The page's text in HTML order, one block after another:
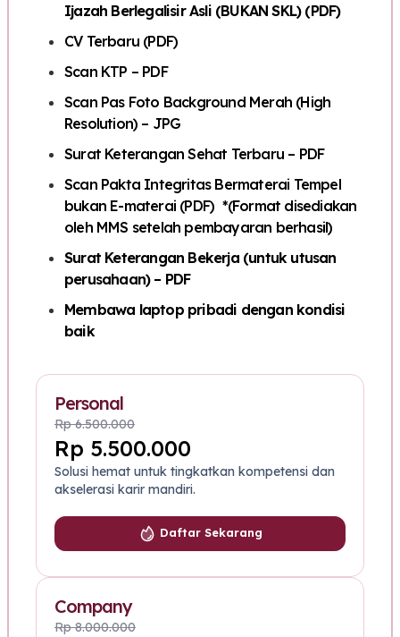
Ijazah Berlegalisir Asli (BUKAN SKL) (PDF)
CV Terbaru (PDF)
Scan KTP – PDF
Scan Pas Foto Background Merah (High
Resolution) – JPG
Surat Keterangan Sehat Terbaru – PDF
Scan Pakta Integritas Bermaterai Tempel
bukan E-materai (PDF) *(Format disediakan
oleh MMS setelah pembayaran berhasil)
Surat Keterangan Bekerja (untuk utusan
perusahaan) – PDF
Membawa laptop pribadi dengan kondisi
baik
Personal
Rp 6.500.000
Rp 5.500.000
Solusi hemat untuk tingkatkan kompetensi dan
akselerasi karir mandiri.
Daftar Sekarang
Company
Rp 8.000.000